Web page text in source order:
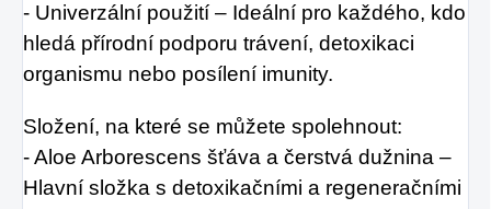
- Univerzální použití – Ideální pro každého, kdo
hledá přírodní podporu trávení, detoxikaci
organismu nebo posílení imunity.
Složení, na které se můžete spolehnout:
- Aloe Arborescens šťáva a čerstvá dužnina –
Hlavní složka s detoxikačními a regeneračními